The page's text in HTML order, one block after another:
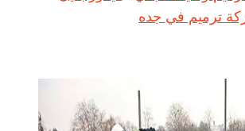
ترميم في جده